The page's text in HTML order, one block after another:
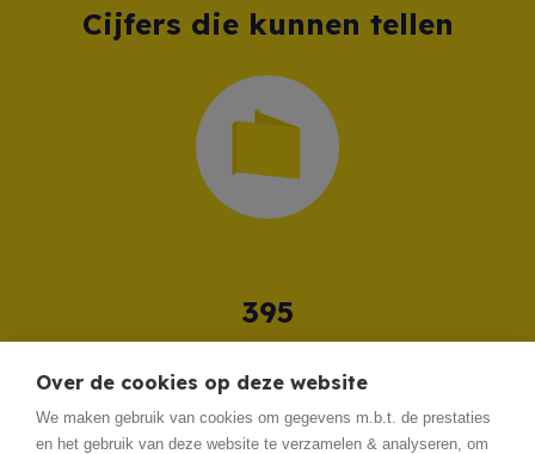
Cijfers die kunnen tellen
455
Over de cookies op deze website
We maken gebruik van cookies om gegevens m.b.t. de prestaties
en het gebruik van deze website te verzamelen & analyseren, om